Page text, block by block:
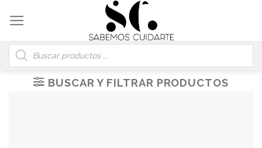
content
Búsqueda
de
productos
BUSCAR Y FILTRAR PRODUCTOS